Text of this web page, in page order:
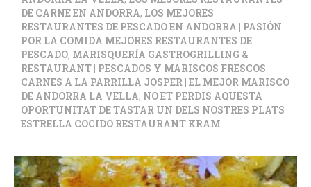
DE CARNE EN ANDORRA, LOS MEJORES
RESTAURANTES DE PESCADO EN ANDORRA | PASIÓN
POR LA COMIDA MEJORES RESTAURANTES DE
PESCADO, MARISQUERÍA GASTROGRILLING &
RESTAURANT | PESCADOS Y MARISCOS FRESCOS
CARNES A LA PARRILLA JOSPER | EL MEJOR MARISCO
DE ANDORRA LA VELLA, NO ET PERDIS AQUESTA
OPORTUNITAT DE TASTAR UN DELS NOSTRES PLATS
ESTRELLA COCIDO RESTAURANT KRAM